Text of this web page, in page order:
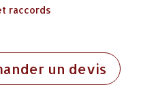
raccords
un devis